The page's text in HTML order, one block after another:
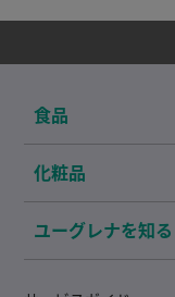
食品
化粧品
ユーグレナを知る